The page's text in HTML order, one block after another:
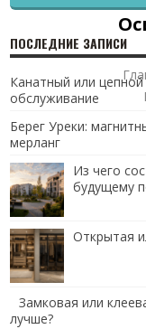
ПОСЛЕДНИЕ ЗАПИСИ
Канатный или
обслуживание
Берег Уреки:
мерланг
Из чего
будущему
Открытая
Замковая или
лучше?